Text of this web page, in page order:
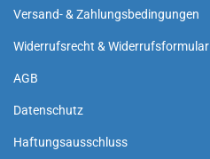
Versand- & Zahlungsbedingungen
Widerrufsrecht & Widerrufsformular
AGB
Datenschutz
Haftungsausschluss